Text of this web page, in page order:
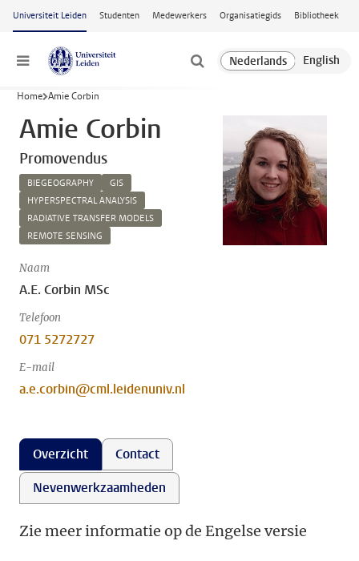
Ga naar hoofdinhoud
Universiteit Leiden Studenten Medewerkers Organisatiegids Bibliotheek
Menu
Home Amie Corbin
Amie Corbin
Promovendus
BIEGEOGRAPHY
GIS
HYPERSPECTRAL ANALYSIS
RADIATIVE TRANSFER MODELS
REMOTE SENSING
Naam
A.E. Corbin MSc
Telefoon
071 5272727
E-mail
a.e.corbin@cml.leidenuniv.nl
Overzicht
Contact
Nevenwerkzaamheden
Zie meer informatie op de Engelse versie